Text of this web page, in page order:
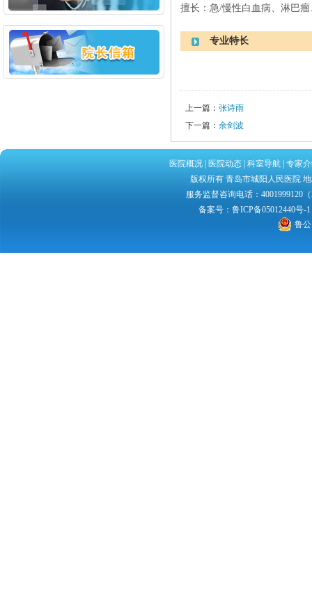
擅长：急/慢性白血病、淋巴
专业特长
上一篇： 张诗雨
下一篇： 余剑波
医院概况| 医院动态| 科室导航| 专家
版权所有 青岛市城阳人民医院
服务监督咨询电话：4001999120
备案号： 鲁ICP备05012440号-1
鲁公